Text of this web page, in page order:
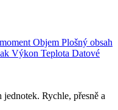
Objem Plošný obsah
Výkon Teplota Datové
Rychle, přesně a